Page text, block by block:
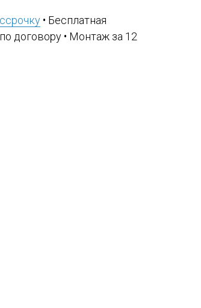
• Бесплатная
договору • Монтаж за 12